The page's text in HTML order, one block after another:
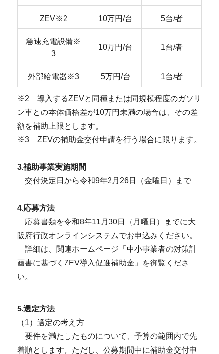
ZEV※2 10万円/台 5台/者
急速充電設備※
3
10万円/台 1台/者
外部給電器※3 5万円/台 1台/者
※2 導入するZEVと同種または同規模程度のガソリ
ン車との本体価格差が10万円未満の場合は、その差
額を補助上限とします。
※3 ZEVの補助金交付申請を行う場合に限ります。
3.補助事業実施期間
交付決定日から令和9年2月26日（金曜日）まで
4.応募方法
応募書類を令和8年11月30日（月曜日）までに大
阪府行政オンラインシステムでお申込みください。
詳細は、関連ホームページ「中小事業者の対策計
画書に基づくZEV導入促進補助金」を御覧くださ
い。
5.選定方法
（1）選定の考え方
要件を満たしたものについて、予算の範囲内で先
着順とします。ただし、公募期間中に補助金交付申